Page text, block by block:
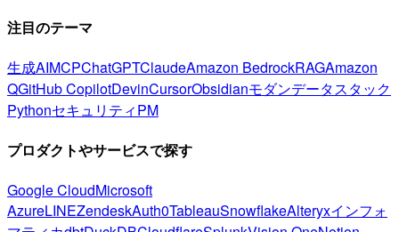
注目のテーマ
生成AIMCPChatGPTClaudeAmazon BedrockRAGAmazon
QGitHub CopilotDevinCursorObsidianモダンデータスタック
PythonセキュリティPM
プロダクトやサービスで探す
Google CloudMicrosoft
AzureLINEZendeskAuth0TableauSnowflakeAlteryxインフォ